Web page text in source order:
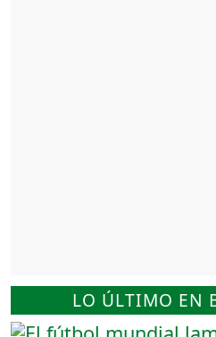
LO ÚLTIMO EN